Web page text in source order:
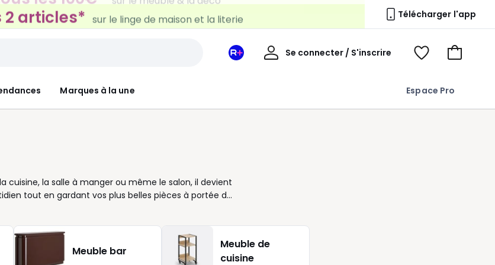
2 articles* sur le linge de maison et la literie Télécharger l'app
Marques à la une Espace Pro
Mon
Se connecter / S'inscrire
Mon
Voir
Voir
cuisine, la salle à manger ou même le salon, il devient
tout en gardant vos plus belles pièces à portée de
pleines ou vitrées offrent un équilibre parfait
touche chaleureuse, tandis qu’un modèle blanc ou
il s’adapte à la pièce et à votre manière de vivre.
de surface pour disposer vos accessoires
Meuble bar
Meuble de
cuisine